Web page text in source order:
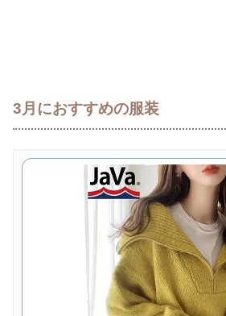
3月におすすめの服装